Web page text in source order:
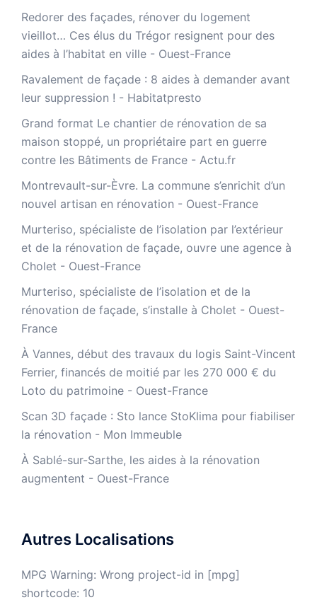
Redorer des façades, rénover du logement
vieillot… Ces élus du Trégor resignent pour des
aides à l’habitat en ville - Ouest-France
Ravalement de façade : 8 aides à demander avant
leur suppression ! - Habitatpresto
Grand format Le chantier de rénovation de sa
maison stoppé, un propriétaire part en guerre
contre les Bâtiments de France - Actu.fr
Montrevault-sur-Èvre. La commune s’enrichit d’un
nouvel artisan en rénovation - Ouest-France
Murteriso, spécialiste de l’isolation par l’extérieur
et de la rénovation de façade, ouvre une agence à
Cholet - Ouest-France
Murteriso, spécialiste de l’isolation et de la
rénovation de façade, s’installe à Cholet - Ouest-
France
À Vannes, début des travaux du logis Saint-Vincent
Ferrier, financés de moitié par les 270 000 € du
Loto du patrimoine - Ouest-France
​Scan 3D façade : Sto lance StoKlima pour fiabiliser
la rénovation - Mon Immeuble
À Sablé-sur-Sarthe, les aides à la rénovation
augmentent - Ouest-France
Autres Localisations
MPG Warning: Wrong project-id in [mpg]
shortcode: 10